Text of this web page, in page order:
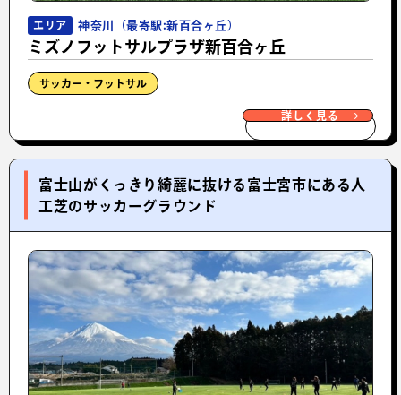
エリア 神奈川（最寄駅:新百合ヶ丘）
ミズノフットサルプラザ新百合ヶ丘
サッカー・フットサル
詳しく見る
富士山がくっきり綺麗に抜ける富士宮市にある人
工芝のサッカーグラウンド